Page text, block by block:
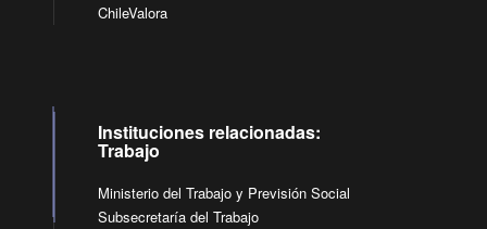
ChileValora
Instituciones relacionadas:
Trabajo
Ministerio del Trabajo y Previsión Social
Subsecretaría del Trabajo